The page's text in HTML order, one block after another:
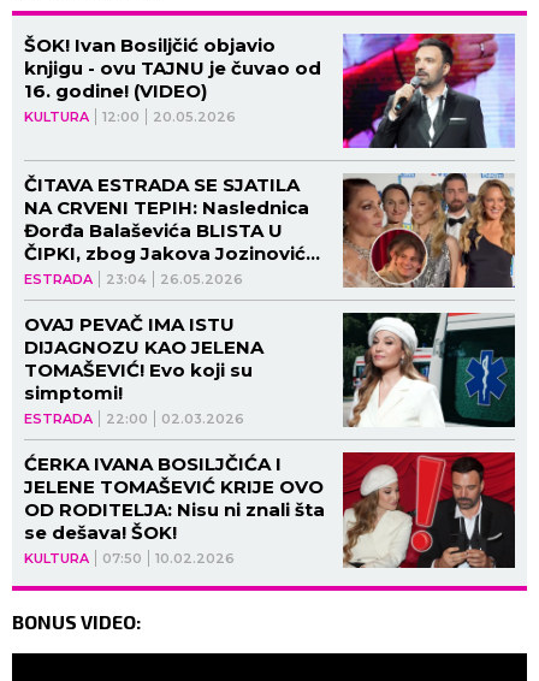
KULTURA 12:00 20.05.2026
ŠOK! Ivan Bosiljčić objavio
knjigu - ovu TAJNU je čuvao od
16. godine! (VIDEO)
ESTRADA 23:04 26.05.2026
ČITAVA ESTRADA SE SJATILA
NA CRVENI TEPIH: Naslednica
Đorđa Balaševića BLISTA U
ČIPKI, zbog Jakova Jozinovića
NASTAO HAOS! (VIDEO)
ESTRADA 22:00 02.03.2026
OVAJ PEVAČ IMA ISTU
DIJAGNOZU KAO JELENA
TOMAŠEVIĆ! Evo koji su
simptomi!
KULTURA 07:50 10.02.2026
ĆERKA IVANA BOSILJČIĆA I
JELENE TOMAŠEVIĆ KRIJE OVO
OD RODITELJA: Nisu ni znali šta
se dešava! ŠOK!
BONUS VIDEO: